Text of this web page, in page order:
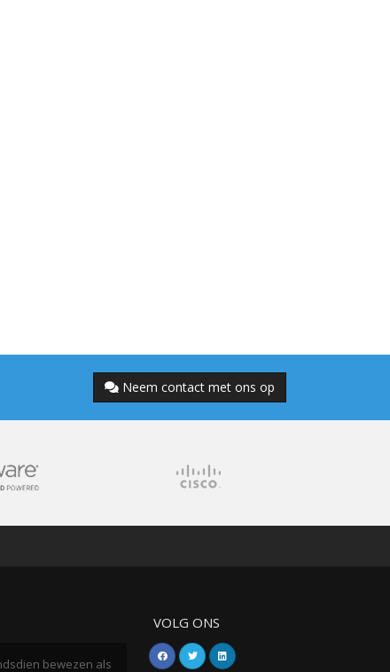
Neem contact met ons op
bewezen als
VOLG ONS